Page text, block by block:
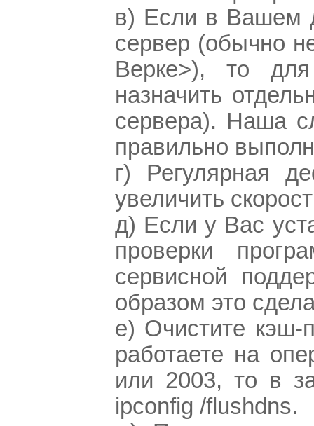
в) Если в Вашем
сервер (обычно
Верке>), то
назначить
сервера). Наша
правильно
г) Регулярная
увеличить
д) Если у Вас
проверки
сервисной
образом это
е) Очистите
работаете на
или 2003, то в
ipconfig /flushdns.